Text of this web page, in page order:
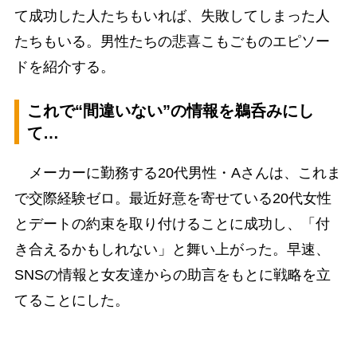
て成功した人たちもいれば、失敗してしまった人
たちもいる。男性たちの悲喜こもごものエピソー
ドを紹介する。
これで“間違いない”の情報を鵜呑みにし
て…
メーカーに勤務する20代男性・Aさんは、これま
で交際経験ゼロ。最近好意を寄せている20代女性
とデートの約束を取り付けることに成功し、「付
き合えるかもしれない」と舞い上がった。早速、
SNSの情報と女友達からの助言をもとに戦略を立
てることにした。